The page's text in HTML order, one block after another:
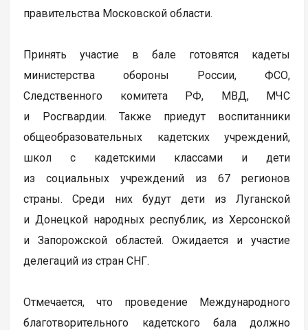
правительства Московской области.
Принять участие в бале готовятся кадеты
министерства обороны России, ФСО,
Следственного комитета РФ, МВД, МЧС
и Росгвардии. Также приедут воспитанники
общеобразовательных кадетских учреждений,
школ с кадетскими классами и дети
из социальных учреждений из 67 регионов
страны. Среди них будут дети из Луганской
и Донецкой народных республик, из Херсонской
и Запорожской областей. Ожидается и участие
делегаций из стран СНГ.
Отмечается, что проведение Международного
благотворительного кадетского бала должно